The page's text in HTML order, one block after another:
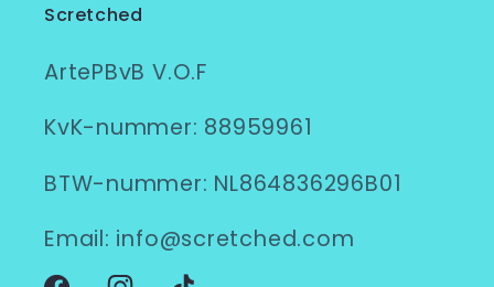
Scretched
ArtePBvB V.O.F
KvK-nummer: 88959961
BTW-nummer: NL864836296B01
Email: info@scretched.com